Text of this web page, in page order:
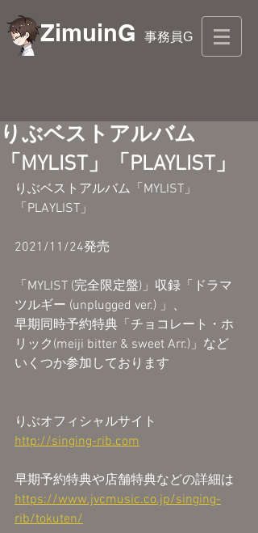
ZimuinG 事務員G
りぶベストアルバム
「MYLIST」「PLAYLIST」
りぶベストアルバム「MYLIST」
「PLAYLIST」
2021/11/24発売
「MYLIST (完全限定盤)」収録「ドラマ
ツルギー (unplugged ver.) 」、
早期同時予約特典「チョコレート・ホ
リック(meiji bitter & sweet Arr.)」など
いくつか参加しております
りぶオフィシャルサイト
http://singing-rib.com
早期予約特典や店舗特典などの詳細は
https://www.jvcmusic.co.jp/singing-
rib/tokuten/